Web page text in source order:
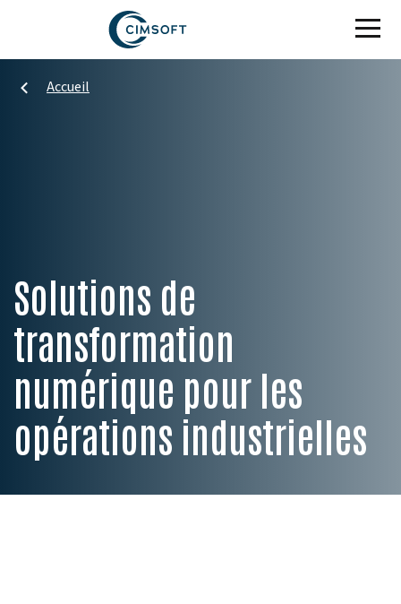
Passer au contenu principal
Accueil
Solutions de
transformation
numérique pour les
opérations industrielles